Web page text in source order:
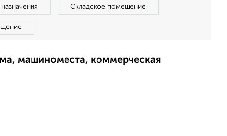
Складское помещение
машиноместа, коммерческая